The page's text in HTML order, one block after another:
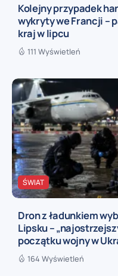
Kolejny przypadek
wykryty we Francji –
kraj w lipcu
111 Wyświetleń
ŚWIAT
Dron z ładunkiem
Lipsku –
początku wojny w
164 Wyświetleń